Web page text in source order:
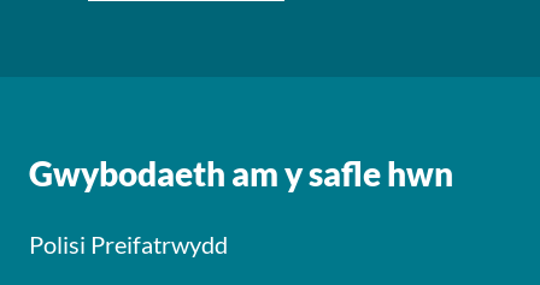
Gwybodaeth am y safle hwn
Polisi Preifatrwydd